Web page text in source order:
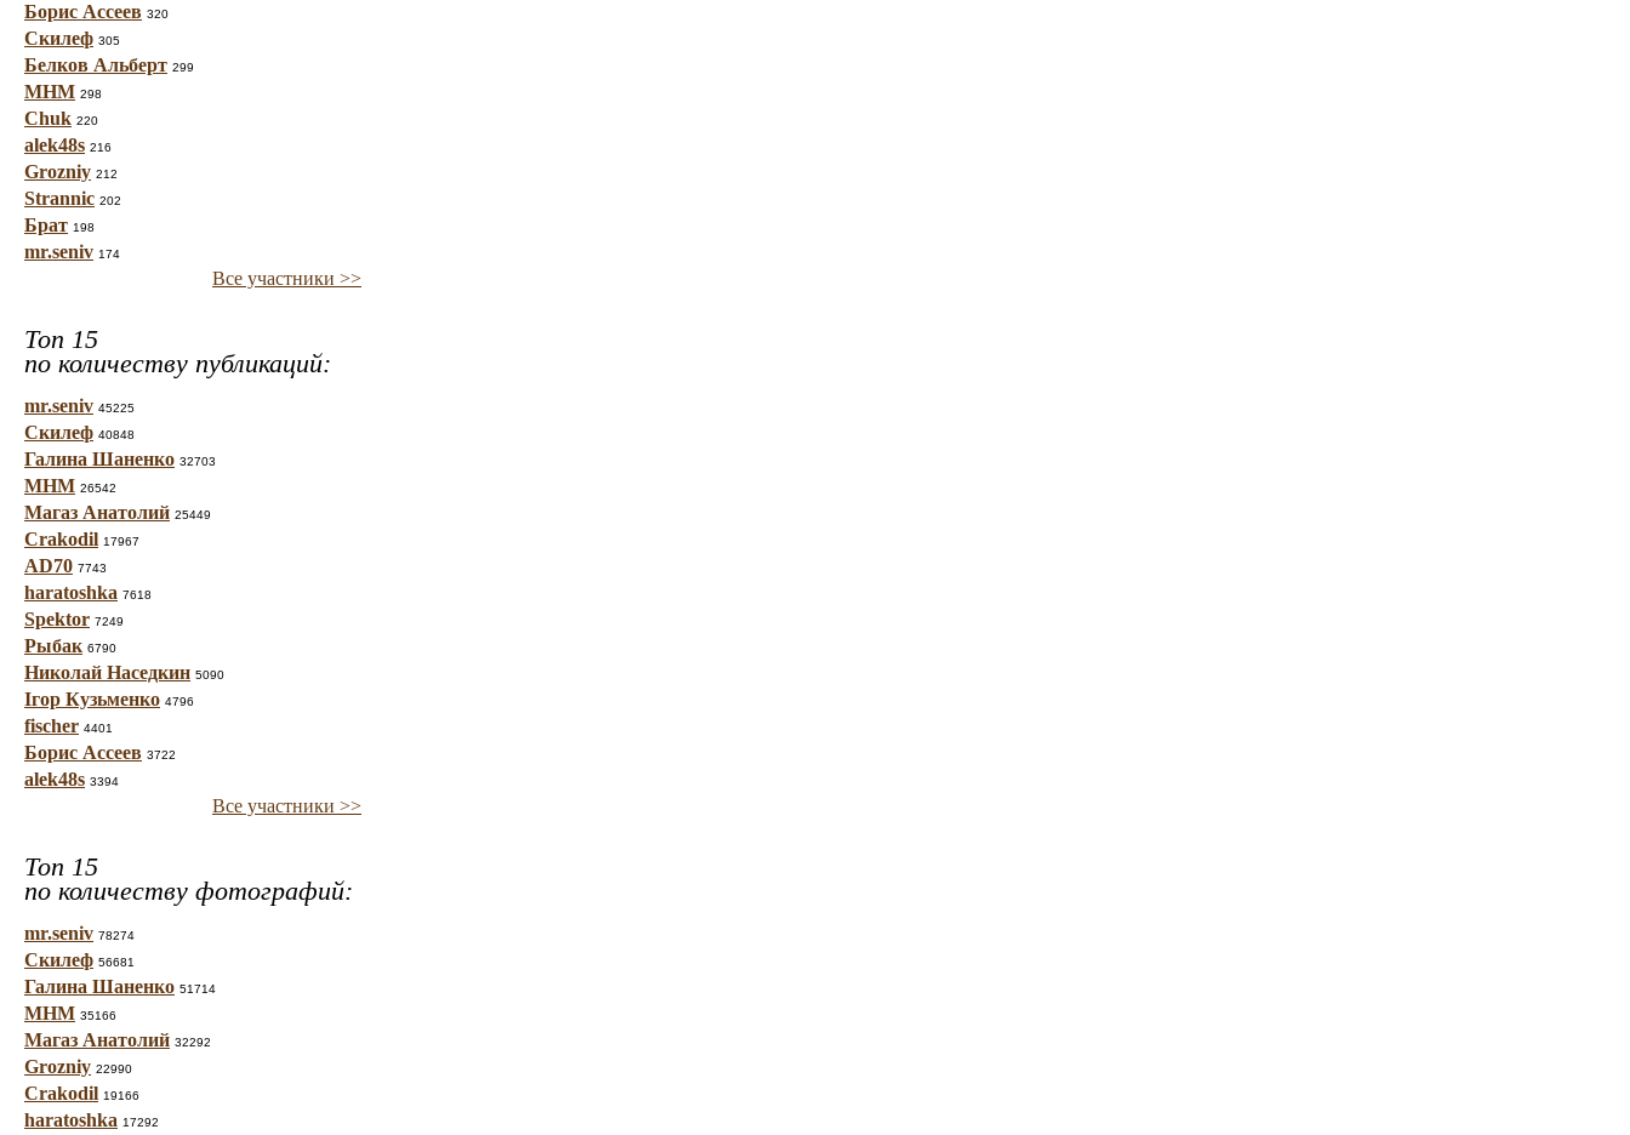
Борис Ассеев 320
Скилеф 305
Белков Альберт 299
МНМ 298
Chuk 220
alek48s 216
Grozniy 212
Strannic 202
Брат 198
mr.seniv 174
Все участники >>
Топ 15
по количеству публикаций:
mr.seniv 45225
Скилеф 40848
Галина Шаненко 32703
МНМ 26542
Магаз Анатолий 25449
Crakodil 17967
AD70 7743
haratoshka 7618
Spektor 7249
Рыбак 6790
Николай Наседкин 5090
Ігор Кузьменко 4796
fischer 4401
Борис Ассеев 3722
alek48s 3394
Все участники >>
Топ 15
по количеству фотографий:
mr.seniv 78274
Скилеф 56681
Галина Шаненко 51714
МНМ 35166
Магаз Анатолий 32292
Grozniy 22990
Crakodil 19166
haratoshka 17292